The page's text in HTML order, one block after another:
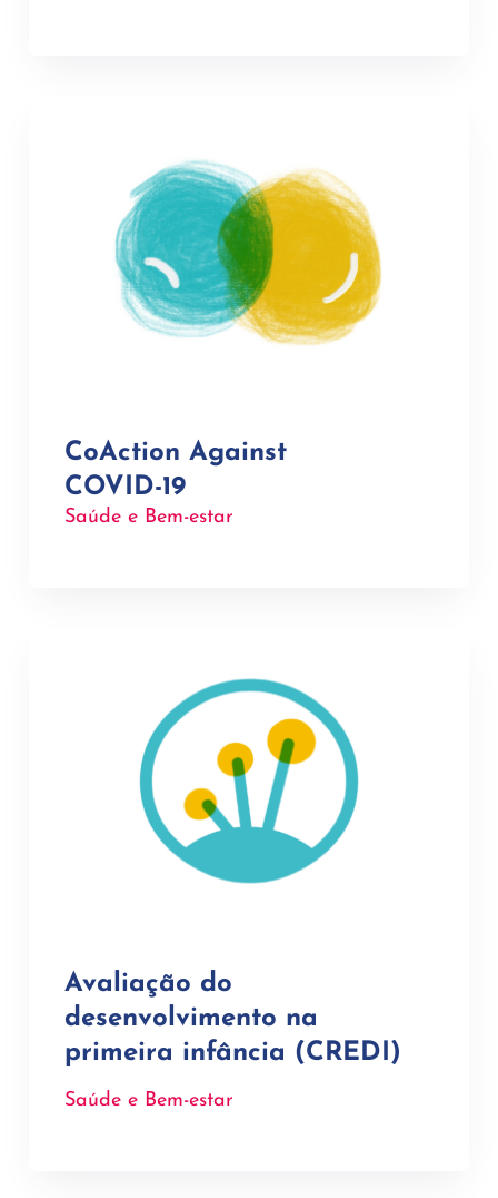
CoAction Against
COVID-19
Saúde e Bem-estar
Avaliação do
desenvolvimento na
primeira infância (CREDI)
Saúde e Bem-estar